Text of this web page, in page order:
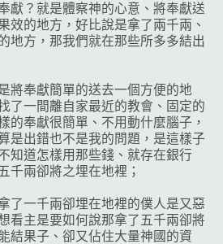
獻？就是體察神的心意、將奉獻送
效的地方，好比說是拿了兩千兩、
地方，那我們就在那些所多多結出
將奉獻簡單的送去一個方便的地
了一間離自家最近的教會、固定的
的奉獻很簡單、不用動什麼腦子，
是出錯也不是我的問題，是這樣子
知道怎樣用那些錢、就存在銀行
千兩卻將之埋在地裡；
了一千兩卻埋在地裡的僕人是又惡
看主是要如何說那拿了五千兩卻將
結果子、卻又佔住大量神國的資